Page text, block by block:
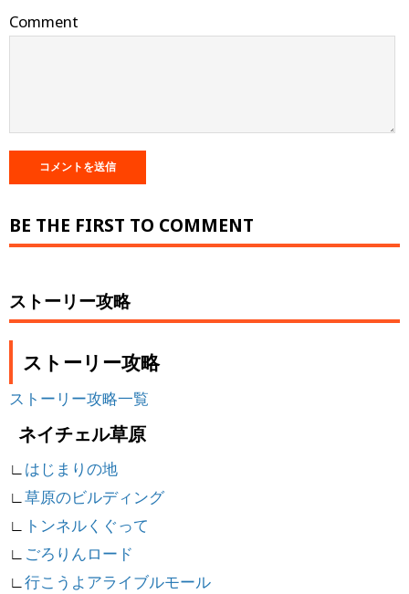
Comment
BE THE FIRST TO COMMENT
ストーリー攻略
ストーリー攻略
ストーリー攻略一覧
ネイチェル草原
∟はじまりの地
∟草原のビルディング
∟ トンネルくぐって
∟ ごろりんロード
∟行こうよアライブルモール